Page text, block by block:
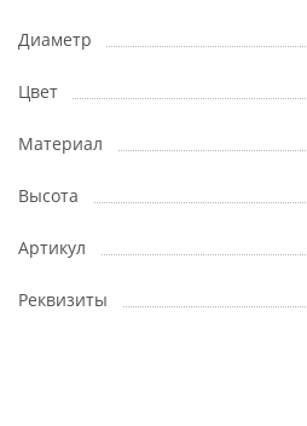
Диаметр
Цвет
Материал
Высота
Артикул
Реквизиты